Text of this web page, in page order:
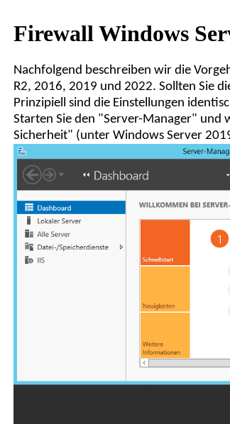
Firewall Windows
Nachfolgend beschreiben wir die
R2, 2016, 2019 und 2022. Sollten Sie
Prinzipiell sind die Einstellungen
Starten Sie den "Server-Manager"
Sicherheit" (unter Windows Server